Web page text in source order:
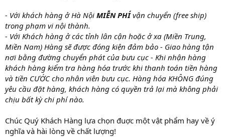
- Với khách hàng ở Hà Nội MIỄN PHÍvận chuyển (free ship)
trong phạm vi nội thành.
- Với Khách hàng ở các tỉnh lân cận hoặc ở xa (Miền Trung,
Miền Nam) Hàng sẽ được đóng kiện đảm bảo - Giao hàng tận
nơi bằng đường chuyển phát của bưu cục - Khi nhận hàng
khách hàng kiểm tra hàng hóa trước khi thanh toán tiền hàng
và tiền CƯỚC cho nhân viên bưu cục. Hàng hóa KHÔNG đúng
yêu cầu đặt hàng, khách hàng có quyền trả lại mà không phải
chịu bất kỳ chi phí nào.
Chúc Quý Khách Hàng lựa chọn đuợc một vật phẩm hay về ý
nghĩa và hài lòng về chất lượng!